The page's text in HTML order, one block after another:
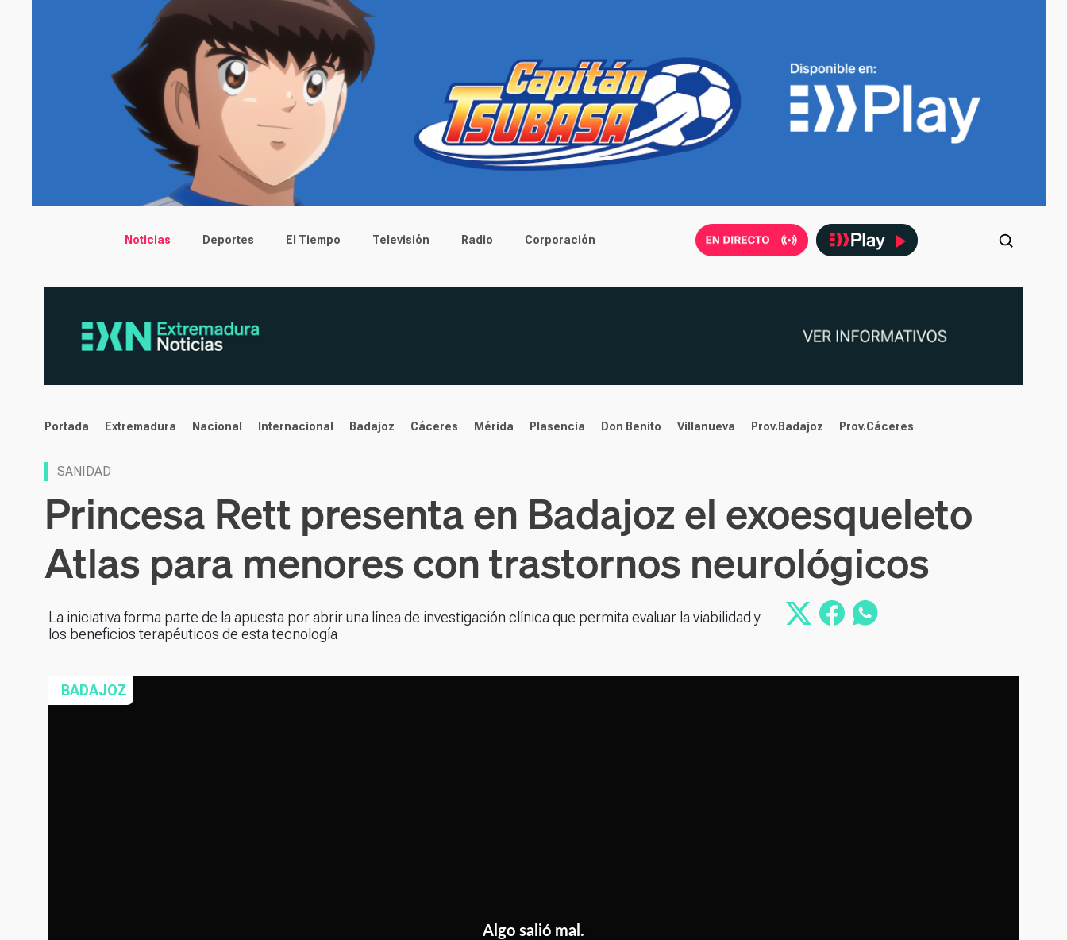
Main menu
Noticias Deportes El Tiempo Televisión Radio Corporación
noticias
Portada Extremadura Nacional Internacional Badajoz Cáceres Mérida Plasencia Don Benito Villanueva Prov.Badajoz Prov.Cáceres
SANIDAD
Princesa Rett presenta en Badajoz el exoesqueleto
Atlas para menores con trastornos neurológicos
La iniciativa forma parte de la apuesta por abrir una línea de investigación clínica que permita evaluar la viabilidad y
los beneficios terapéuticos de esta tecnología
BADAJOZ